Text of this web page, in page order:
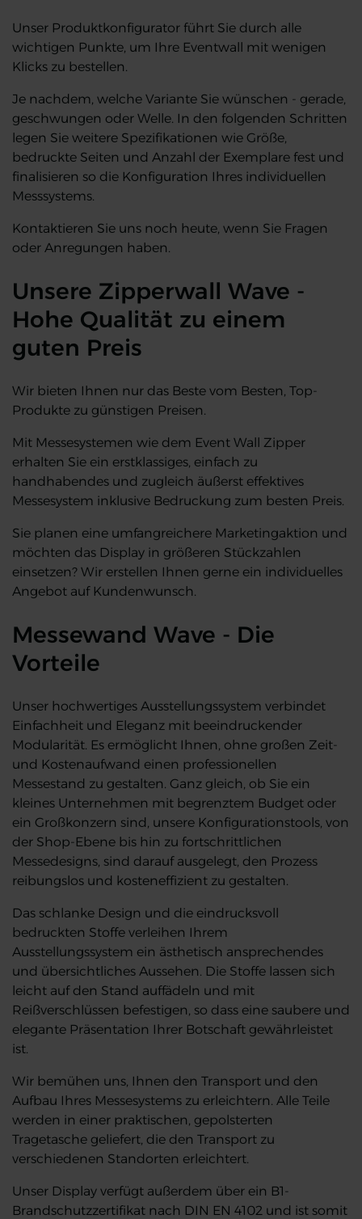
Unser Produktkonfigurator führt Sie durch alle
wichtigen Punkte, um Ihre Eventwall mit wenigen
Klicks zu bestellen.
Je nachdem, welche Variante Sie wünschen - gerade,
geschwungen oder Welle. In den folgenden Schritten
legen Sie weitere Spezifikationen wie Größe,
bedruckte Seiten und Anzahl der Exemplare fest und
finalisieren so die Konfiguration Ihres individuellen
Messsystems.
Kontaktieren Sie uns noch heute, wenn Sie Fragen
oder Anregungen haben.
Unsere Zipperwall Wave -
Hohe Qualität zu einem
guten Preis
Wir bieten Ihnen nur das Beste vom Besten, Top-
Produkte zu günstigen Preisen.
Mit Messesystemen wie dem Event Wall Zipper
erhalten Sie ein erstklassiges, einfach zu
handhabendes und zugleich äußerst effektives
Messesystem inklusive Bedruckung zum besten Preis.
Sie planen eine umfangreichere Marketingaktion und
möchten das Display in größeren Stückzahlen
einsetzen? Wir erstellen Ihnen gerne ein individuelles
Angebot auf Kundenwunsch.
Messewand Wave - Die
Vorteile
Unser hochwertiges Ausstellungssystem verbindet
Einfachheit und Eleganz mit beeindruckender
Modularität. Es ermöglicht Ihnen, ohne großen Zeit-
und Kostenaufwand einen professionellen
Messestand zu gestalten. Ganz gleich, ob Sie ein
kleines Unternehmen mit begrenztem Budget oder
ein Großkonzern sind, unsere Konfigurationstools, von
der Shop-Ebene bis hin zu fortschrittlichen
Messedesigns, sind darauf ausgelegt, den Prozess
reibungslos und kosteneffizient zu gestalten.
Das schlanke Design und die eindrucksvoll
bedruckten Stoffe verleihen Ihrem
Ausstellungssystem ein ästhetisch ansprechendes
und übersichtliches Aussehen. Die Stoffe lassen sich
leicht auf den Stand auffädeln und mit
Reißverschlüssen befestigen, so dass eine saubere und
elegante Präsentation Ihrer Botschaft gewährleistet
ist.
Wir bemühen uns, Ihnen den Transport und den
Aufbau Ihres Messesystems zu erleichtern. Alle Teile
werden in einer praktischen, gepolsterten
Tragetasche geliefert, die den Transport zu
verschiedenen Standorten erleichtert.
Unser Display verfügt außerdem über ein B1-
Brandschutzzertifikat nach DIN EN 4102 und ist somit